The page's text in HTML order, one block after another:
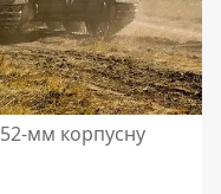
мм корпусну